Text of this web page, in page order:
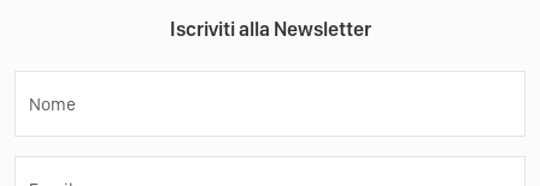
Iscriviti alla Newsletter
Nome